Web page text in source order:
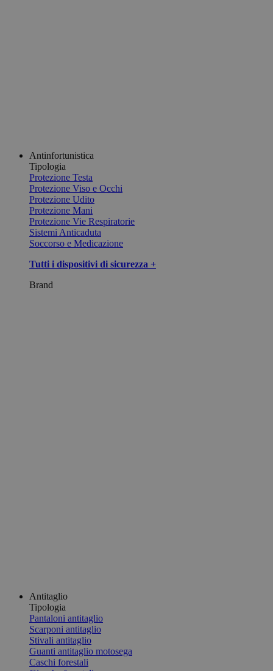
Antinfortunistica
Tipologia
Protezione Testa
Protezione Viso e Occhi
Protezione Udito
Protezione Mani
Protezione Vie Respiratorie
Sistemi Anticaduta
Soccorso e Medicazione
Tutti i dispositivi di sicurezza +
Brand
Antitaglio
Tipologia
Pantaloni antitaglio
Scarponi antitaglio
Stivali antitaglio
Guanti antitaglio motosega
Caschi forestali